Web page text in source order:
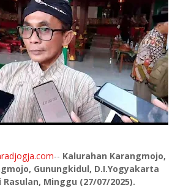
-- Kalurahan Karangmojo,
Gunungkidul, D.I.Yogyakarta
Minggu (27/07/2025).